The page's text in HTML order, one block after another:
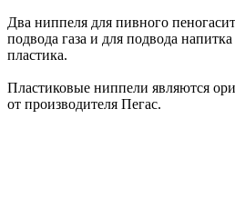
Два ниппеля для пивного
подвода газа и для подвода
пластика.
Пластиковые ниппели являются
от производителя Пегас.